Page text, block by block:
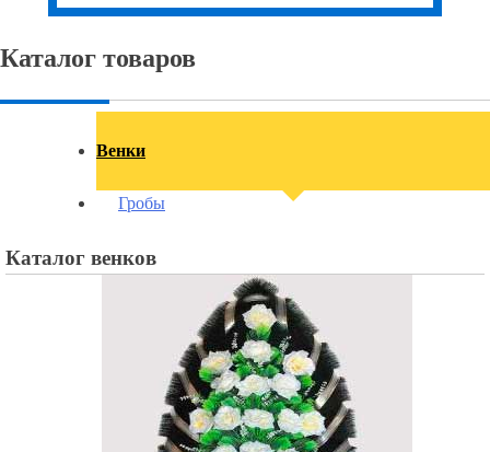
Каталог товаров
Венки
Гробы
Каталог венков